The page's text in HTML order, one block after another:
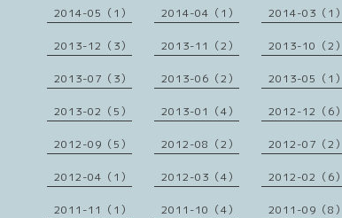
2014-05（1） 2014-04（1） 2014-03（1）
2013-12（3） 2013-11（2） 2013-10（2）
2013-07（3） 2013-06（2） 2013-05（1）
2013-02（5） 2013-01（4） 2012-12（6）
2012-09（5） 2012-08（2） 2012-07（2）
2012-04（1） 2012-03（4） 2012-02（6）
2011-11（1） 2011-10（4） 2011-09（8）